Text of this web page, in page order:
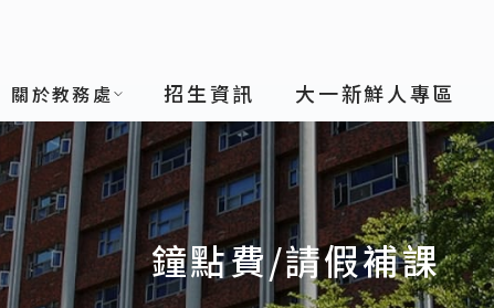
關於教務處 招生資訊 大一新鮮人專區
鐘點費/請假補課